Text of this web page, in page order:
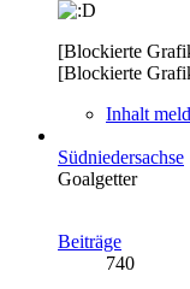
[Blockierte
[Blockierte
Inhalt
Südniedersachse
Goalgetter
Beiträge
740